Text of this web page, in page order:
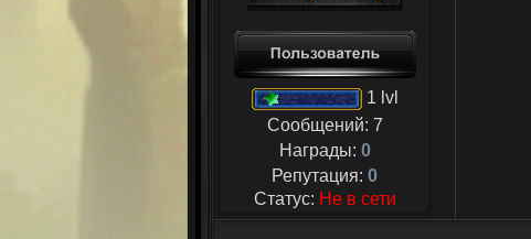
1 lvl
Сообщений: 7
Награды: 0
Репутация: 0
Статус: Не в сети